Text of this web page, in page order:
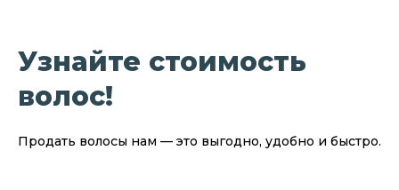
Узнайте стоимость
волос!
Продать волосы нам — это выгодно, удобно и быстро.